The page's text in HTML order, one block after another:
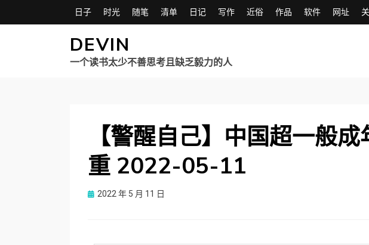
日子 时光 随笔 清单 日记 写作 近俗 作品 软件 网址
DEVIN
一个读书太少不善思考且缺乏毅力的人
【警醒自己】中国超一般
重 2022-05-11
Posted
2022 年 5 月 11 日